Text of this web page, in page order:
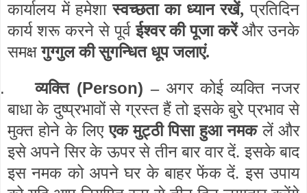
कार्यालय में हमेशास्वच्छता का ध्यान रखें, प्रतिदिन
कार्य शरू करने से पूर्वईश्वर की पूजा करेंऔर उनके
समक्षगुग्गुल की सुगन्धित धूप जलाएं.
व्यक्ति (Person)–अगर कोई व्यक्ति नजर
बाधा के दुष्प्रभावों से ग्रस्त हैं तो इसके बुरे प्रभाव से
मुक्त होने के लिएएक मुट्ठी पिसा हुआ नमकलें और
इसे अपने सिर के ऊपर से तीन बार वार दें. इसके बाद
इस नमक को अपने घर के बाहर फेंक दें. इस उपाय